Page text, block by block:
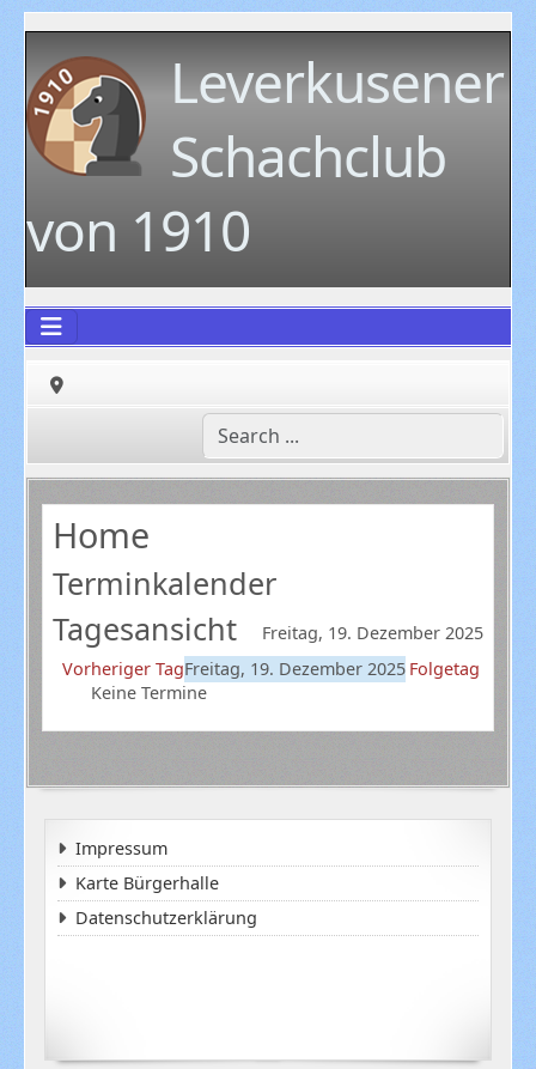
Leverkusener
Schachclub
von 1910
Home
Terminkalender
Tagesansicht
Freitag, 19. Dezember 2025
Vorheriger TagFreitag, 19. Dezember 2025 Folgetag
Keine Termine
Impressum
Karte Bürgerhalle
Datenschutzerklärung